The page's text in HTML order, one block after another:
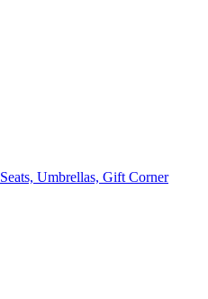
Seats, Umbrellas, Gift Corner